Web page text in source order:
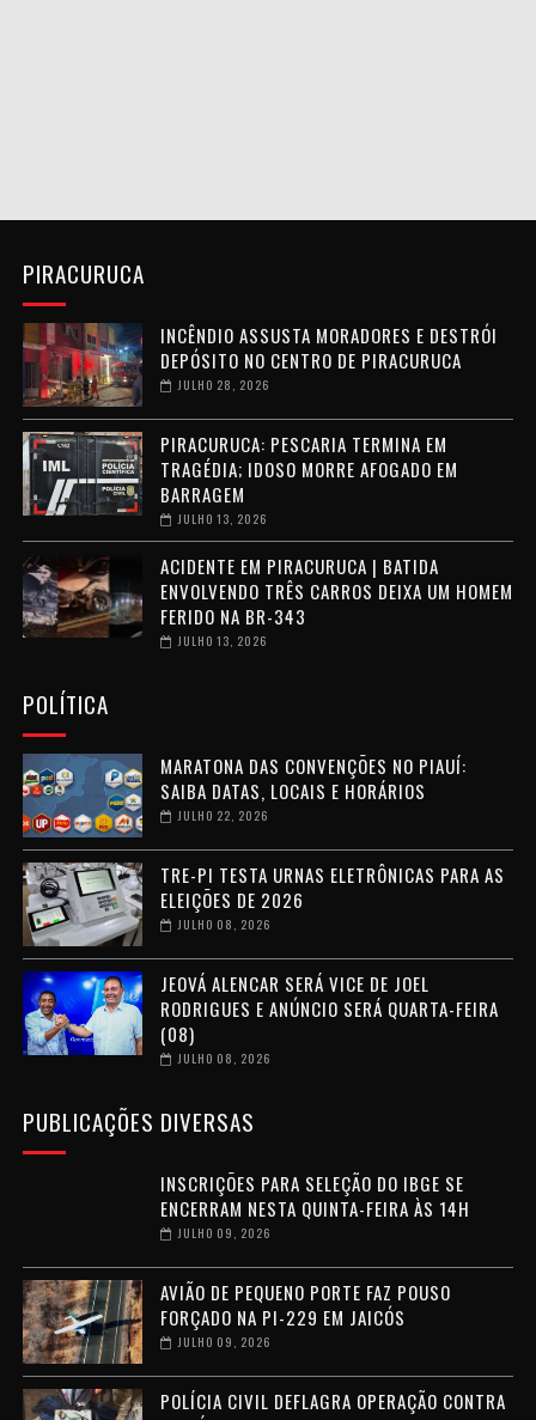
PIRACURUCA
INCÊNDIO ASSUSTA MORADORES E DESTRÓI
DEPÓSITO NO CENTRO DE PIRACURUCA
JULHO 28, 2026
PIRACURUCA: PESCARIA TERMINA EM
TRAGÉDIA; IDOSO MORRE AFOGADO EM
BARRAGEM
JULHO 13, 2026
ACIDENTE EM PIRACURUCA | BATIDA
ENVOLVENDO TRÊS CARROS DEIXA UM HOMEM
FERIDO NA BR-343
JULHO 13, 2026
POLÍTICA
MARATONA DAS CONVENÇÕES NO PIAUÍ:
SAIBA DATAS, LOCAIS E HORÁRIOS
JULHO 22, 2026
TRE-PI TESTA URNAS ELETRÔNICAS PARA AS
ELEIÇÕES DE 2026
JULHO 08, 2026
JEOVÁ ALENCAR SERÁ VICE DE JOEL
RODRIGUES E ANÚNCIO SERÁ QUARTA-FEIRA
(08)
JULHO 08, 2026
PUBLICAÇÕES DIVERSAS
INSCRIÇÕES PARA SELEÇÃO DO IBGE SE
ENCERRAM NESTA QUINTA-FEIRA ÀS 14H
JULHO 09, 2026
AVIÃO DE PEQUENO PORTE FAZ POUSO
FORÇADO NA PI-229 EM JAICÓS
JULHO 09, 2026
POLÍCIA CIVIL DEFLAGRA OPERAÇÃO CONTRA